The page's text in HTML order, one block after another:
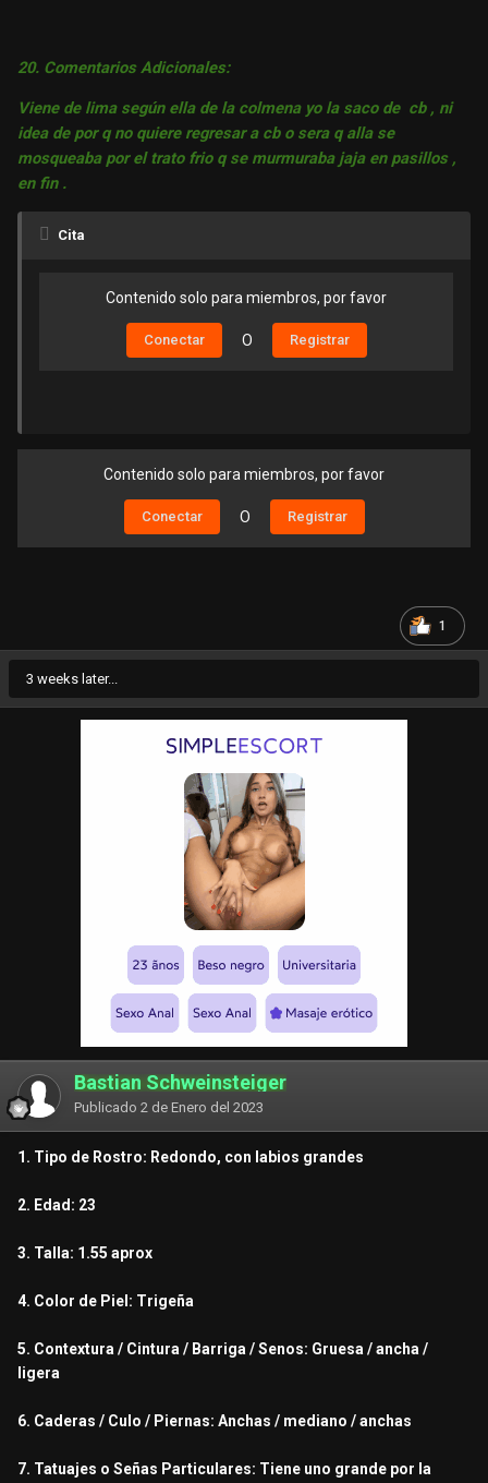
20. Comentarios Adicionales:
Viene de lima según ella de la colmena yo la saco de cb , ni
idea de por q no quiere regresar a cb o sera q alla se
mosqueaba por el trato frio q se murmuraba jaja en pasillos ,
en fin .
Cita
Contenido solo para miembros, por favor
Conectar O Registrar
Contenido solo para miembros, por favor
Conectar O Registrar
1
3 weeks later...
Bastian Schweinsteiger
Publicado 2 de Enero del 2023
1. Tipo de Rostro: Redondo, con labios grandes
2. Edad: 23
3. Talla: 1.55 aprox
4. Color de Piel: Trigeña
5. Contextura / Cintura / Barriga / Senos: Gruesa / ancha /
ligera
6. Caderas / Culo / Piernas: Anchas / mediano / anchas
7. Tatuajes o Señas Particulares: Tiene uno grande por la